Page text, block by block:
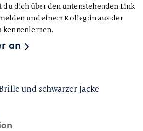
du dich über den untenstehenden Link
und eine:n Kolleg:in aus der
kennenlernen.
an